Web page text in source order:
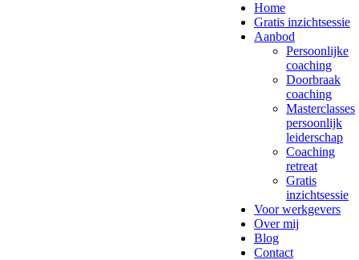
Home
Gratis inzichtsessie
Aanbod
Persoonlijke
coaching
Doorbraak
coaching
Masterclasses
persoonlijk
leiderschap
Coaching
retreat
Gratis
inzichtsessie
Voor werkgevers
Over mij
Blog
Contact